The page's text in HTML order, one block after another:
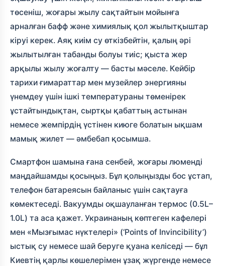
төсеніш, жоғары жылу сақтайтын мойынға
арналған бафф және химиялық қол жылытқыштар
кіруі керек. Аяқ киім су өткізбейтін, қалың әрі
жылытылған табанды болуы тиіс; қыста жер
арқылы жылу жоғалту — басты мәселе. Кейбір
тарихи ғимараттар мен музейлер энергияны
үнемдеу үшін ішкі температураны төменірек
ұстайтындықтан, сыртқы қабаттың астынан
немесе жемпірдің үстінен киюге болатын ықшам
мамық жилет — әмбебап қосымша.
Смартфон шамына ғана сенбей, жоғары люменді
маңдайшамды қосыңыз. Бұл қолыңызды бос ұстап,
телефон батареясын байланыс үшін сақтауға
көмектеседі. Вакуумды оқшауланған термос (0.5L–
1.0L) та аса қажет. Украинаның көптеген кафелері
мен «Мызғымас нүктелері» (‘Points of Invincibility’)
ыстық су немесе шай беруге қуана келіседі — бұл
Киевтің қарлы көшелерімен ұзақ жүргенде немесе